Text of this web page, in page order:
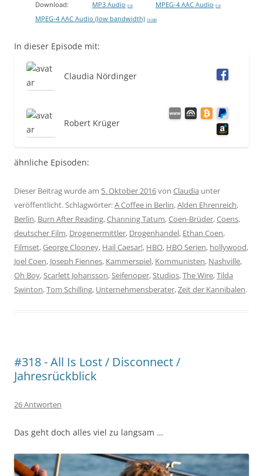
Download: MP3 Audio 0 B MPEG-4 AAC Audio 0 B
MPEG-4 AAC Audio (low bandwidth) 14 MB
In dieser Episode mit:
Claudia Nördinger
Robert Krüger
ähnliche Episoden:
Dieser Beitrag wurde am 5. Oktober 2016von Claudia unter
veröffentlicht. Schlagwörter:A Coffee in Berlin,Alden Ehrenreich,
Berlin, Burn After Reading,Channing Tatum,Coen-Brüder,Coens,
deutscher Film, Drogenermittler, Drogenhandel, Ethan Coen,
Filmset,George Clooney, Hail Caesar!, HBO, HBO Serien, hollywood,
Joel Coen, Joseph Fiennes, Kammerspiel, Kommunisten, Nashville,
Oh Boy,Scarlett Johansson,Seifenoper,Studios,The Wire,Tilda
Swinton,Tom Schilling, Unternehmensberater,Zeit der Kannibalen.
#318 - All Is Lost / Disconnect /
Jahresrückblick
26 Antworten
Das geht doch alles viel zu langsam …